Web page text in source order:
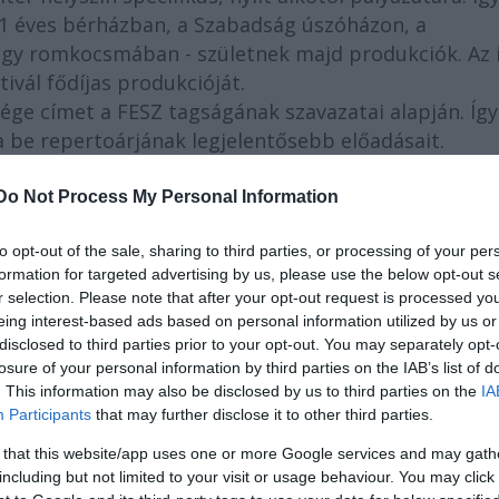
Not Process My Personal Information
opt-out of the sale, sharing to third parties, or processing of your
for targeted advertising by us, please use the below opt-out
selection. Please note that after your opt-out request is processed
interest-based ads based on personal information utilized by us
to third parties prior to your opt-out. You may separately
of your personal information by third parties on the IAB’s list of
This information may also be disclosed by us to third parties on the
Participants that may further disclose it to other third parties.
that this website/app uses one or more Google services and may
but not limited to your visit or usage behaviour. You may
bérházban, a Szabadság úszóházon, a
romkocsmában - születnek majd produkciók. Az
fődíjas produkcióját.
címet a FESZ tagságának szavazatai alapján.
repertoárjának legjelentősebb előadásait.
izgalmas kelet- és dél-európai színházi
alkotókat is.
és a szabadkai Kosztolányi Dezső Színház a
port projektjének második, a magyar oldalon
egyaránt szerveznek utcaszínházat és
lesz Thealter Rádió és naponta frissülő